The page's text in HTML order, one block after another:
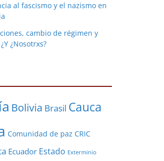
al fascismo y el nazismo en
cambio de régimen y
¿Nosotrxs?
Bolivia Brasil Cauca
Comunidad de paz CRIC
Ecuador Estado Exterminio